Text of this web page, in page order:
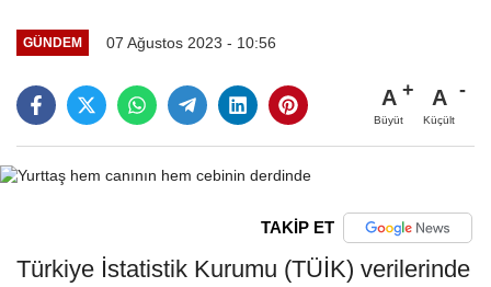
GÜNDEM 07 Ağustos 2023 - 10:56
A
Büyüt
A
Küçült
TAKİP ET
Türkiye İstatistik Kurumu (TÜİK) verilerinde